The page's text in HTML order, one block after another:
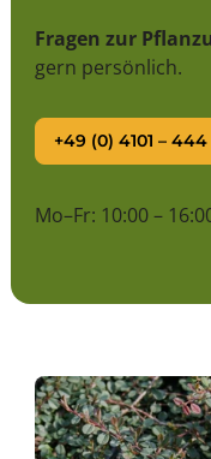
Fragen zur
gern persönlich.
+49 (0) 4101 –
Mo–Fr: 10:00 –